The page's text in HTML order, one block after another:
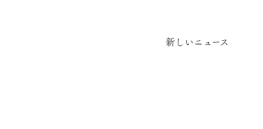
新しいニュース